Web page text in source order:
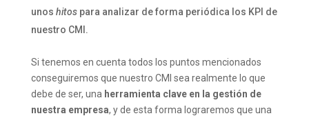
unos hitospara analizar de forma periódica los KPI de
nuestro CMI.
Si tenemos en cuenta todos los puntos mencionados
conseguiremos que nuestro CMI sea realmente lo que
debe de ser, una herramienta clave en la gestión de
nuestra empresa, y de esta forma lograremos que una